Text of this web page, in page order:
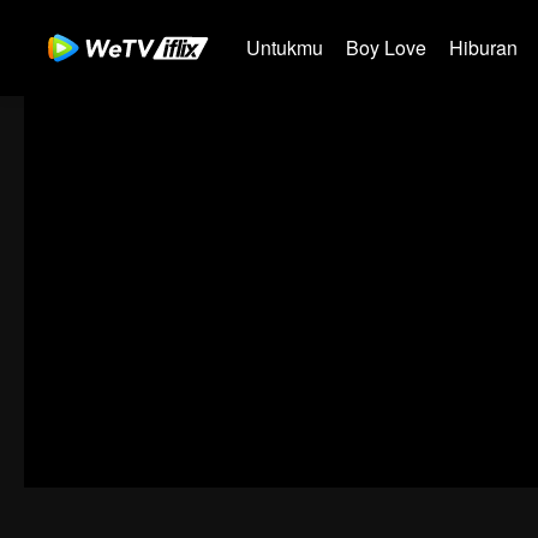
Untukmu Boy Love Hiburan